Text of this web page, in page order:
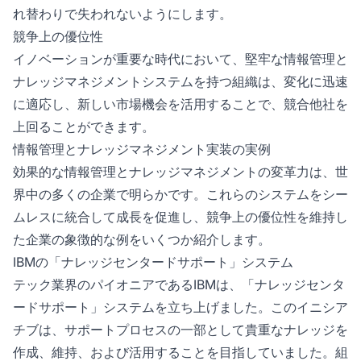
れ替わりで失われないようにします。
競争上の優位性
イノベーションが重要な時代において、堅牢な情報管理と
ナレッジマネジメントシステムを持つ組織は、変化に迅速
に適応し、新しい市場機会を活用することで、競合他社を
上回ることができます。
情報管理とナレッジマネジメント実装の実例
効果的な情報管理とナレッジマネジメントの変革力は、世
界中の多くの企業で明らかです。これらのシステムをシー
ムレスに統合して成長を促進し、競争上の優位性を維持し
た企業の象徴的な例をいくつか紹介します。
IBMの「ナレッジセンタードサポート」システム
テック業界のパイオニアであるIBMは、「ナレッジセンタ
ードサポート」システムを立ち上げました。このイニシア
チブは、サポートプロセスの一部として貴重なナレッジを
作成、維持、および活用することを目指していました。組